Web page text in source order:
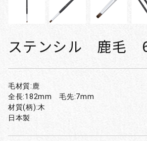
ステンシル 鹿毛
毛材質:鹿
全長:182mm 毛先:7mm
材質(柄):木
日本製